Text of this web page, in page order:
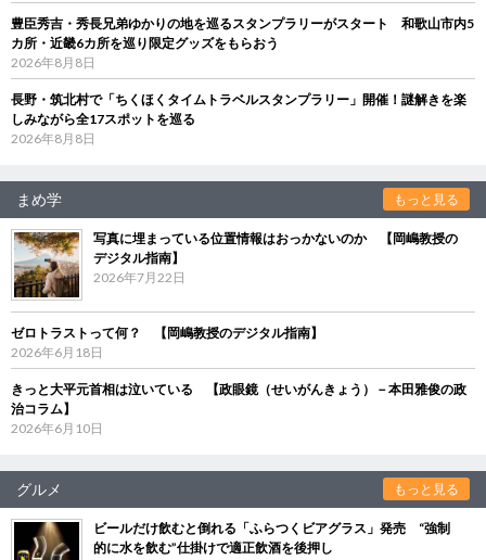
豊臣秀吉・秀長兄弟ゆかりの地を巡るスタンプラリーがスタート 和歌山市内5
カ所・近畿6カ所を巡り限定グッズをもらおう
2026年8月8日
長野・筑北村で「ちくほくタイムトラベルスタンプラリー」開催！謎解きを楽
しみながら全17スポットを巡る
2026年8月8日
まめ学 もっと見る
写真に埋まっている位置情報はおっかないのか 【岡嶋教授の
デジタル指南】
2026年7月22日
ゼロトラストって何？ 【岡嶋教授のデジタル指南】
2026年6月18日
きっと大平元首相は泣いている 【政眼鏡（せいがんきょう）－本田雅俊の政
治コラム】
2026年6月10日
グルメ もっと見る
ビールだけ飲むと倒れる「ふらつくビアグラス」発売 “強制
的に水を飲む”仕掛けで適正飲酒を後押し